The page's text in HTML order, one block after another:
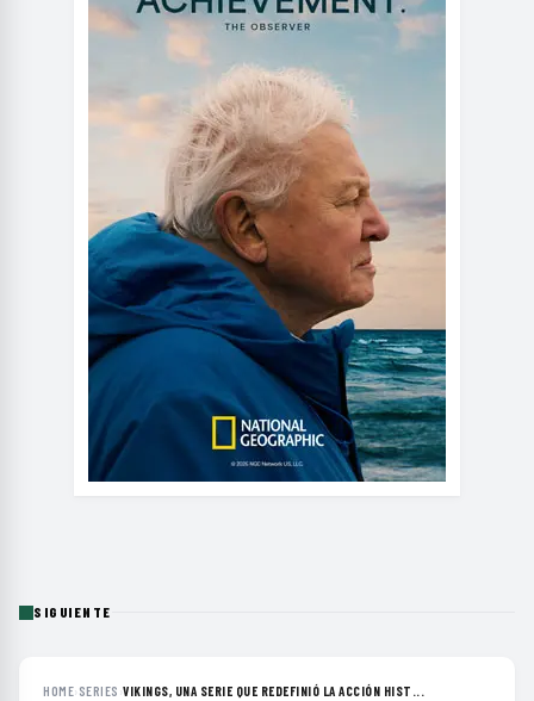
SIGUIENTE
HOME› SERIES ›VIKINGS, UNA SERIE QUE REDEFINIÓ LA ACCIÓN HIST...